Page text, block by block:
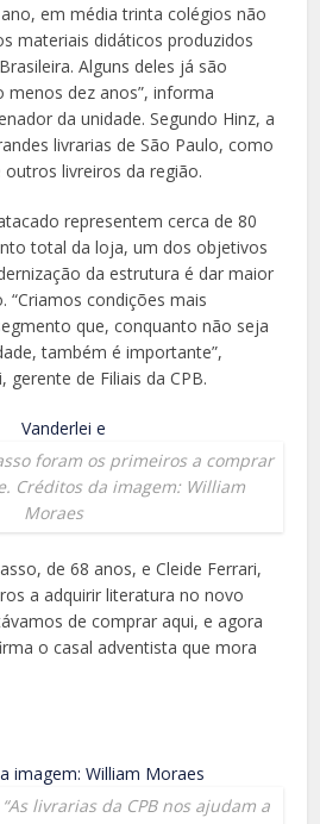
em média trinta colégios não
materiais didáticos produzidos
Alguns deles já são
menos dez anos”, informa
da unidade. Segundo Hinz, a
livrarias de São Paulo, como
outros livreiros da região.
representem cerca de 80
total da loja, um dos objetivos
da estrutura é dar maior
“Criamos condições mais
que, conquanto não seja
também é importante”,
gerente de Filiais da CPB.
foram os primeiros a comprar
Créditos da imagem: William
Moraes
de 68 anos, e Cleide Ferrari,
a adquirir literatura no novo
de comprar aqui, e agora
o casal adventista que mora
livrarias da CPB nos ajudam a